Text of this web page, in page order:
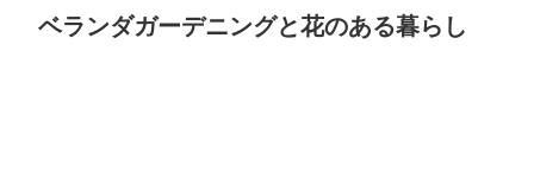
ベランダガーデニングと花のある暮らし